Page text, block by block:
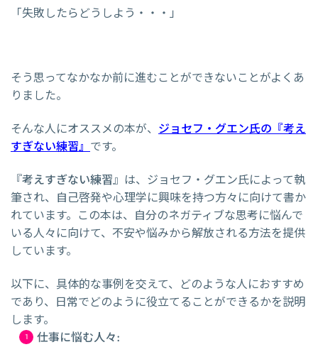
「失敗したらどうしよう・・・」
そう思ってなかなか前に進むことができないことがよくあ
りました。
そんな人にオススメの本が、 ジョセフ・グエン氏の『考え
すぎない練習』 です。
『考えすぎない練習』は、ジョセフ・グエン氏によって執
筆され、自己啓発や心理学に興味を持つ方々に向けて書か
れています。この本は、自分のネガティブな思考に悩んで
いる人々に向けて、不安や悩みから解放される方法を提供
しています。
以下に、具体的な事例を交えて、どのような人におすすめ
であり、日常でどのように役立てることができるかを説明
します。
仕事に悩む人々: